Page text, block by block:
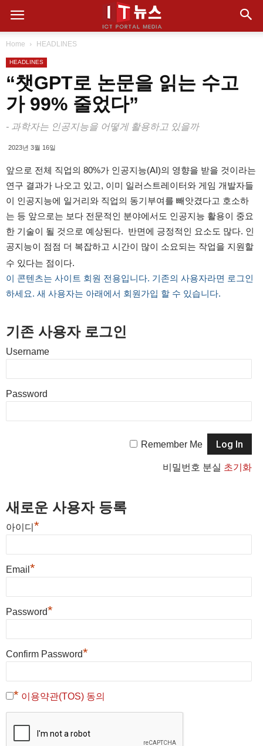
Home HEADLINES
HEADLINES
“챗GPT로 논문을 읽는 수고
가 99% 줄었다”
- 과학자는 인공지능을 어떻게 활용하고 있을까
2023년 3월 16일
앞으로 전체 직업의 80%가 인공지능(AI)의 영향을 받을 것이라는
연구 결과가 나오고 있고, 이미 일러스트레이터와 게임 개발자들
이 인공지능에 일거리와 직업의 동기부여를 빼앗겼다고 호소하
는 등 앞으로는 보다 전문적인 분야에서도 인공지능 활용이 중요
한 기술이 될 것으로 예상된다. 반면에 긍정적인 요소도 많다. 인
공지능이 점점 더 복잡하고 시간이 많이 소요되는 작업을 지원할
수 있다는 점이다.
이 콘텐츠는 사이트 회원 전용입니다. 기존의 사용자라면 로그인
하세요. 새 사용자는 아래에서 회원가입 할 수 있습니다.
기존 사용자 로그인
Username
Password
Remember Me
비밀번호 분실 초기화
새로운 사용자 등록
아이디 *
Email *
Password*
Confirm Password*
* 이용약관(TOS) 동의